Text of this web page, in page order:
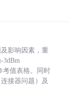
影响因素，重
3dBm
考值表格。同时
接器问题）及